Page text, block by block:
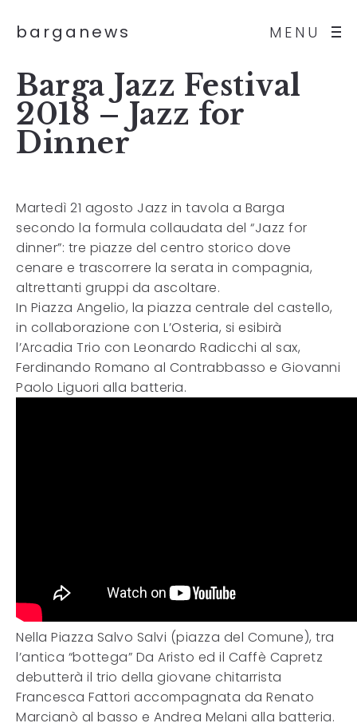
MENU
barganews
Barga Jazz Festival
2018 – Jazz for
Dinner
Martedì 21 agosto Jazz in tavola a Barga
secondo la formula collaudata del “Jazz for
dinner”: tre piazze del centro storico dove
cenare e trascorrere la serata in compagnia,
altrettanti gruppi da ascoltare.
In Piazza Angelio, la piazza centrale del castello,
in collaborazione con L’Osteria, si esibirà
l’Arcadia Trio con Leonardo Radicchi al sax,
Ferdinando Romano al Contrabbasso e Giovanni
Paolo Liguori alla batteria.
Nella Piazza Salvo Salvi (piazza del Comune), tra
l’antica “bottega” Da Aristo ed il Caffè Capretz
debutterà il trio della giovane chitarrista
Francesca Fattori accompagnata da Renato
Marcianò al basso e Andrea Melani alla batteria.